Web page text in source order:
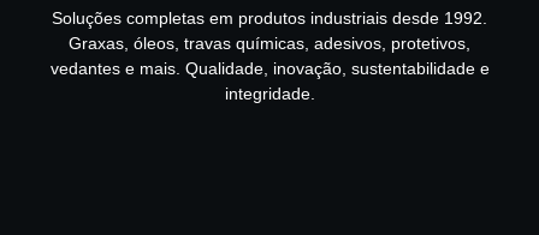
Soluções completas em produtos industriais desde 1992.
Graxas, óleos, travas químicas, adesivos, protetivos,
vedantes e mais. Qualidade, inovação, sustentabilidade e
integridade.